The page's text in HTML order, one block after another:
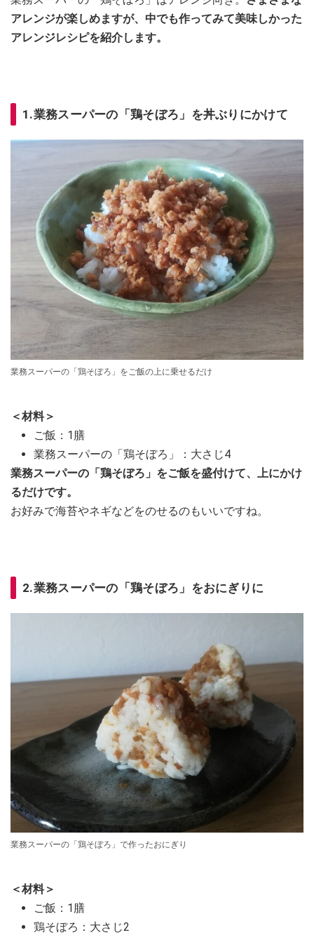
アレンジが楽しめますが、中でも作ってみて美味しかった
アレンジレシピを紹介します。
1.業務スーパーの「鶏そぼろ」を丼ぶりにかけて
業務スーパーの「鶏そぼろ」をご飯の上に乗せるだけ
＜材料＞
ご飯：1膳
業務スーパーの「鶏そぼろ」：大さじ4
業務スーパーの「鶏そぼろ」をご飯を盛付けて、上にかけ
るだけです。
お好みで海苔やネギなどをのせるのもいいですね。
2.業務スーパーの「鶏そぼろ」をおにぎりに
業務スーパーの「鶏そぼろ」で作ったおにぎり
＜材料＞
ご飯：1膳
鶏そぼろ：大さじ2